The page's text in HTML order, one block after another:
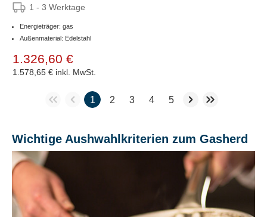
1 - 3 Werktage
Energieträger: gas
Außenmaterial: Edelstahl
1.326,60 €
1.578,65 € inkl. MwSt.
1 2 3 4 5
Wichtige Aushwahlkriterien zum Gasherd